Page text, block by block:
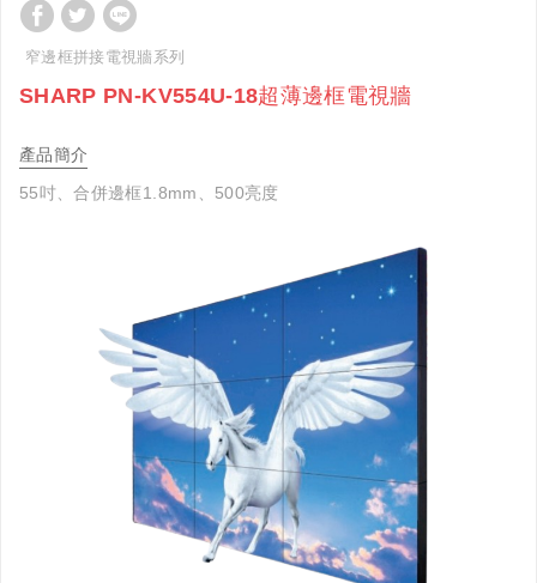
窄邊框拼接電視牆系列
SHARP PN-KV554U-18超薄邊框電視牆
產品簡介
55吋、合併邊框1.8mm、500亮度